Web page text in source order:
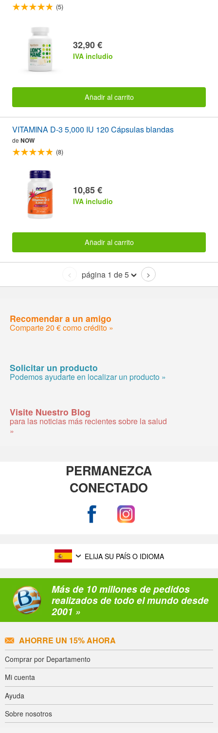
(5)
32,90 €
IVA includio
Añadir al carrito
VITAMINA D-3 5,000 IU 120 Cápsulas blandas
de NOW
(8)
10,85 €
IVA includio
Añadir al carrito
< página 1 de 5 >
Recomendar a un amigo
Comparte 20 € como crédito »
Solicitar un producto
Podemos ayudarte en localizar un producto »
Visite Nuestro Blog
para las noticias más recientes sobre la salud
»
PERMANEZCA
CONECTADO
ELIJA SU PAÍS O IDIOMA
Más de 10 millones de pedidos
realizados de todo el mundo desde
2001 »
AHORRE UN 15% AHORA
Comprar por Departamento
Mi cuenta
Ayuda
Sobre nosotros